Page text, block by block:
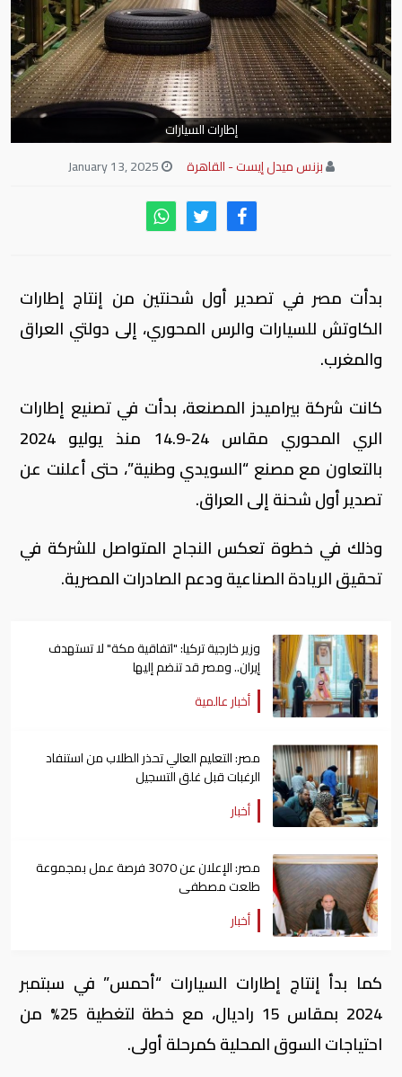
إطارات السيارات
بزنس ميدل إيست - القاهرة
بدأت مصر في تصدير أول شحنتين من إنتاج إطارات
الكاوتش للسيارات والرس المحوري، إلى دولتي العراق
والمغرب.
كانت شركة بيراميدز المصنعة، بدأت في تصنيع إطارات
الري المحوري مقاس 24-14.9 منذ يوليو 2024
بالتعاون مع مصنع “السويدي وطنية”، حتى أعلنت عن
تصدير أول شحنة إلى العراق.
وذلك في خطوة تعكس النجاح المتواصل للشركة في
تحقيق الريادة الصناعية ودعم الصادرات المصرية.
وزير خارجية تركيا: "اتفاقية مكة" لا تستهدف
إيران.. ومصر قد تنضم إليها
أخبار عالمية
مصر: التعليم العالي تحذر الطلاب من استنفاد
الرغبات قبل غلق التسجيل
أخبار
مصر: الإعلان عن 3070 فرصة عمل بمجموعة
طلعت مصطفى
أخبار
كما بدأ إنتاج إطارات السيارات “أحمس” في سبتمبر
2024 بمقاس 15 راديال، مع خطة لتغطية 25% من
احتياجات السوق المحلية كمرحلة أولى.